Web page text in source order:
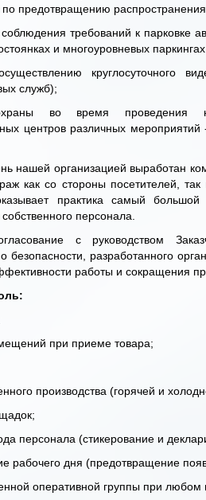
предотвращению распространения
требований к парковке
и многоуровневых
круглосуточного
служб);
во время проведения
центров различных
нашей организацией выработан
как со стороны посетителей, так
практика самый
персонала.
с руководством
безопасности, разработанного
работы и сокращения
при приеме товара;
производства (горячей и
персонала (стикерование и
рабочего дня (предотвращение
оперативной группы при любом